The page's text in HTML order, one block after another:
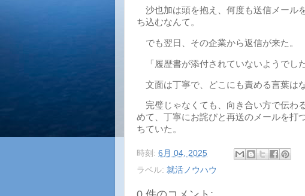
沙也加は頭を抱え、何度も送信メール
ち込むなんて。
でも翌日、その企業から返信が来た。
「履歴書が添付されていないようでし
文面は丁寧で、どこにも責める言葉はな
完璧じゃなくても、向き合い方で伝
めて、丁寧にお詫びと再送のメールを打
ちていた。
時刻: 6月 04, 2025
ラベル: 就活ノウハウ